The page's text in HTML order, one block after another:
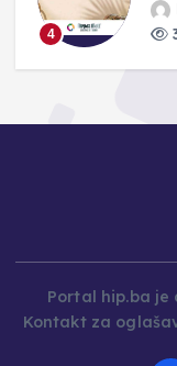
4
Portal hip.ba je
Kontakt za